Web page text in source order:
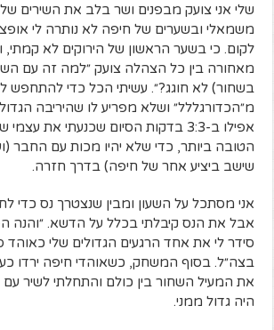
שלי אני צועק מבפנים ושר בלב את השירים
משמאלי ובשערים של חיפה לא נותרה לי
לקום. כי בשער הראשון של הירוקים לא קמתי,
מאחורה בין כל הצהלה צועק ״למה זה עם
בשחור) לא חוגג?״. עשיתי הכל כדי להתחפש
מ״הכדורגללל״ ושלא מפריע לו שהיריבה
אפילו ב-3:3 בדקות הסיום שכנעתי את
הטובה ביותר, כדי שלא יהיו מכות עם החבר
שישב ביציע אחר של חיפה) בדרך חזרה.
אני מסתכל על השעון ומבין שנצטרך נס כדי
סידר לי את אחד הרגעים הגדולים שלי כאוהד
בצה״ל. בסוף המשחק, כשאוהדי חיפה ירדו
את המעיל השחור בין כולם והתחלתי לשיר
היה גדול ממני.